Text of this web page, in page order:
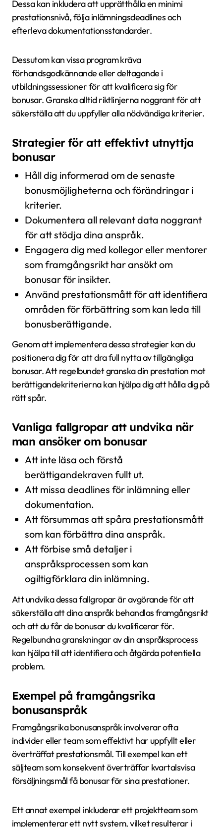
Dessa kan inkludera att upprätthålla en minimi
prestationsnivå, följa inlämningsdeadlines och
efterleva dokumentationsstandarder.
Dessutom kan vissa program kräva
förhandsgodkännande eller deltagande i
utbildningssessioner för att kvalificera sig för
bonusar. Granska alltid riktlinjerna noggrant för att
säkerställa att du uppfyller alla nödvändiga kriterier.
Strategier för att effektivt utnyttja
bonusar
Håll dig informerad om de senaste
bonusmöjligheterna och förändringar i
kriterier.
Dokumentera all relevant data noggrant
för att stödja dina anspråk.
Engagera dig med kollegor eller mentorer
som framgångsrikt har ansökt om
bonusar för insikter.
Använd prestationsmått för att identifiera
områden för förbättring som kan leda till
bonusberättigande.
Genom att implementera dessa strategier kan du
positionera dig för att dra full nytta av tillgängliga
bonusar. Att regelbundet granska din prestation mot
berättigandekriterierna kan hjälpa dig att hålla dig på
rätt spår.
Vanliga fallgropar att undvika när
man ansöker om bonusar
Att inte läsa och förstå
berättigandekraven fullt ut.
Att missa deadlines för inlämning eller
dokumentation.
Att försummas att spåra prestationsmått
som kan förbättra dina anspråk.
Att förbise små detaljer i
anspråksprocessen som kan
ogiltigförklara din inlämning.
Att undvika dessa fallgropar är avgörande för att
säkerställa att dina anspråk behandlas framgångsrikt
och att du får de bonusar du kvalificerar för.
Regelbundna granskningar av din anspråksprocess
kan hjälpa till att identifiera och åtgärda potentiella
problem.
Exempel på framgångsrika
bonusanspråk
Framgångsrika bonusanspråk involverar ofta
individer eller team som effektivt har uppfyllt eller
överträffat prestationsmål. Till exempel kan ett
säljteam som konsekvent överträffar kvartalsvisa
försäljningsmål få bonusar för sina prestationer.
Ett annat exempel inkluderar ett projektteam som
implementerar ett nytt system, vilket resulterar i